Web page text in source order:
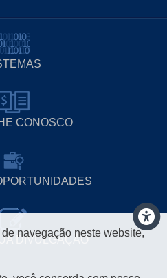
CONOSCO
DIVULGAÇÃO
navegação neste website,